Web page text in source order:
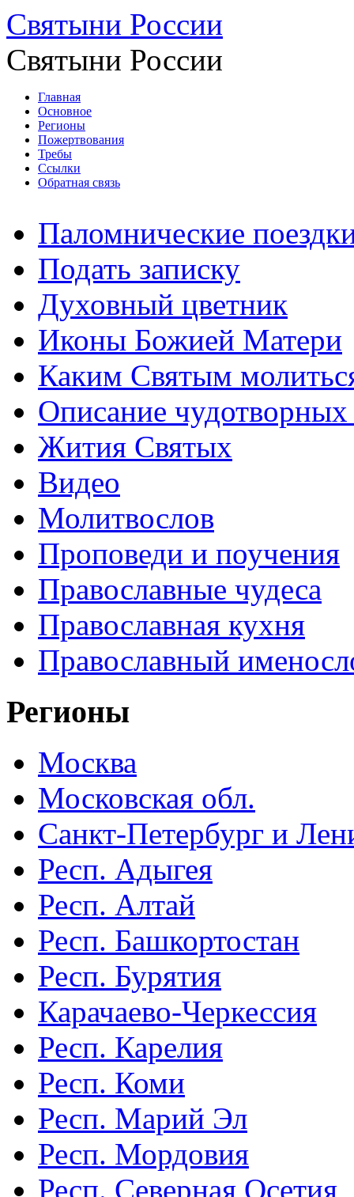
Святыни России
Святыни России
Главная
Основное
Регионы
Пожертвования
Требы
Ссылки
Обратная связь
Паломнические
Подать записку
Духовный цветник
Иконы Божией Матери
Каким Святым
Описание
Жития Святых
Видео
Молитвослов
Проповеди и поучения
Православные чудеса
Православная кухня
Православный
Регионы
Москва
Московская обл.
Санкт-Петербург и
Респ. Адыгея
Респ. Алтай
Респ. Башкортостан
Респ. Бурятия
Карачаево-Черкессия
Респ. Карелия
Респ. Коми
Респ. Марий Эл
Респ. Мордовия
Респ. Северная Осетия